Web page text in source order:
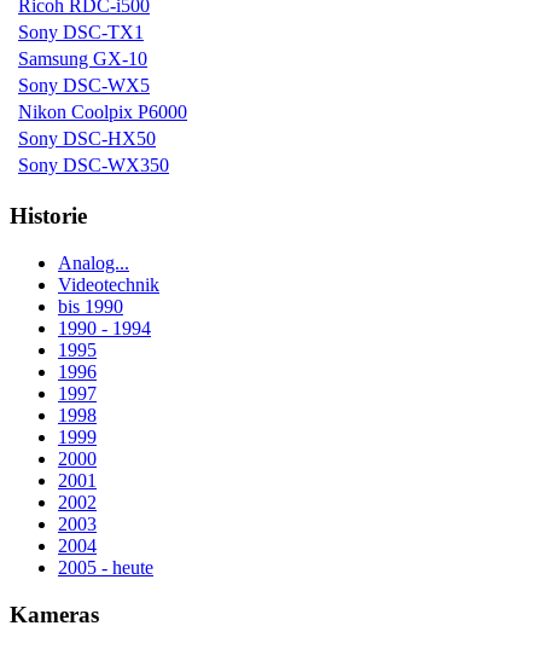
Ricoh RDC-i500
Sony DSC-TX1
Samsung GX-10
Sony DSC-WX5
Nikon Coolpix P6000
Sony DSC-HX50
Sony DSC-WX350
Historie
Analog...
Videotechnik
bis 1990
1990 - 1994
1995
1996
1997
1998
1999
2000
2001
2002
2003
2004
2005 - heute
Kameras